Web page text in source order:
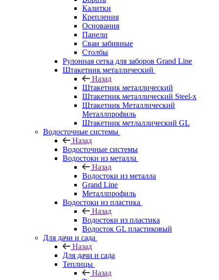
Калитки
Крепления
Основания
Панели
Сваи забивные
Столбы
Рулонная сетка для заборов Grand Line
Штакетник металлический
Назад
Штакетник металлический
Штакетник металлический Steel-x
Штакетник Металлический
Металлпрофиль
Штакетник метлаллический GL
Водосточные системы
Назад
Водосточные системы
Водостоки из металла
Назад
Водостоки из металла
Grand Line
Металлпрофиль
Водостоки из пластика
Назад
Водостоки из пластика
Водосток GL пластиковый
Для дачи и сада
Назад
Для дачи и сада
Теплицы
Назад